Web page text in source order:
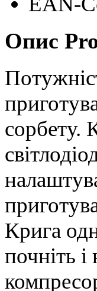
Опис
сорбету.
Крига
почніть